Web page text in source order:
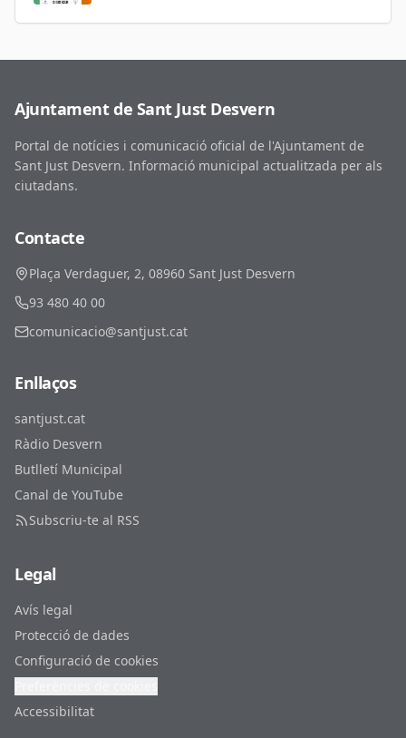
Ajuntament de Sant Just Desvern
Portal de notícies i comunicació oficial de l'Ajuntament de
Sant Just Desvern. Informació municipal actualitzada per als
ciutadans.
Contacte
Plaça Verdaguer, 2, 08960 Sant Just Desvern
93 480 40 00
comunicacio@santjust.cat
Enllaços
santjust.cat
Ràdio Desvern
Butlletí Municipal
Canal de YouTube
Subscriu-te al RSS
Legal
Avís legal
Protecció de dades
Configuració de cookies
Accessibilitat